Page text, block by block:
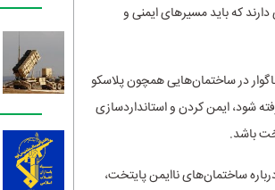
دیگر شرایط ناایمنی دارند که باید مسیرهای ایمنی و
در ساختمان‌هایی همچون پلاسکو
شود، ایمن کردن و استانداردسازی
باشد.
ساختمان‌های ناایمن پایتخت،